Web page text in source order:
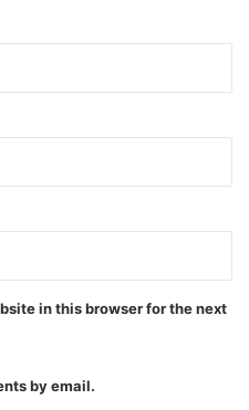
in this browser for the next
by email.